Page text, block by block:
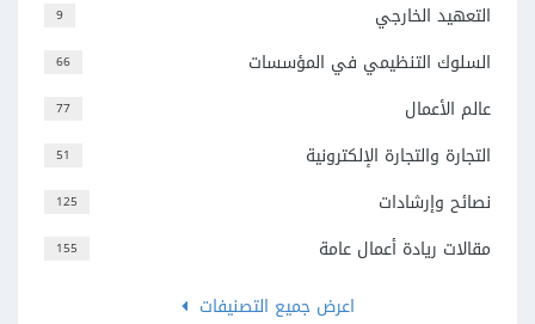
9 التعهيد الخارجي
66 السلوك التنظيمي في المؤسسات
77 عالم الأعمال
51 التجارة والتجارة الإلكترونية
125 نصائح وإرشادات
155
مقالات ريادة أعمال عامة
اعرض جميع التصنيفات